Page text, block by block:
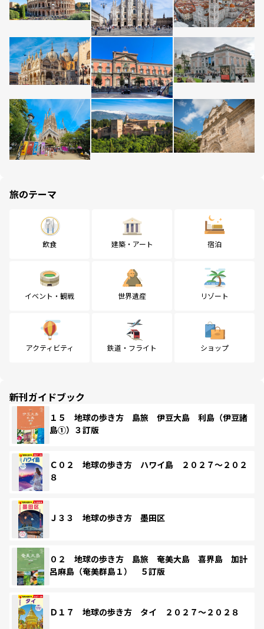
旅のテーマ
飲食 建築・アート 宿泊
イベント・観戦 世界遺産 リゾート
アクティビティ 鉄道・フライト ショップ
新刊ガイドブック
１５ 地球の歩き方 島旅 伊豆大島 利島（伊豆諸
島①）３訂版
Ｃ０２ 地球の歩き方 ハワイ島 ２０２７～２０２
８
Ｊ３３ 地球の歩き方 墨田区
０２ 地球の歩き方 島旅 奄美大島 喜界島 加計
呂麻島（奄美群島１） ５訂版
Ｄ１７ 地球の歩き方 タイ ２０２７～２０２８